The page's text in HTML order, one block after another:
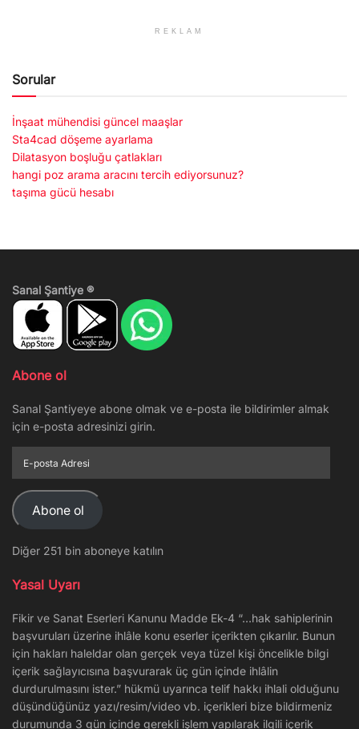
REKLAM
Sorular
İnşaat mühendisi güncel maaşlar
Sta4cad döşeme ayarlama
Dilatasyon boşluğu çatlakları
hangi poz arama aracını tercih ediyorsunuz?
taşıma gücü hesabı
Sanal Şantiye ®
Abone ol
Sanal Şantiyeye abone olmak ve e-posta ile bildirimler almak
için e-posta adresinizi girin.
posta
Adresi
Abone ol
Diğer 251 bin aboneye katılın
Yasal Uyarı
Fikir ve Sanat Eserleri Kanunu Madde Ek-4 “…hak sahiplerinin
başvuruları üzerine ihlâle konu eserler içerikten çıkarılır. Bunun
için hakları haleldar olan gerçek veya tüzel kişi öncelikle bilgi
içerik sağlayıcısına başvurarak üç gün içinde ihlâlin
durdurulmasını ister.” hükmü uyarınca telif hakkı ihlali olduğunu
düşündüğünüz yazı/resim/video vb. içerikleri bize bildirmeniz
durumunda 3 gün içinde gerekli işlem yapılarak ilgili içerik